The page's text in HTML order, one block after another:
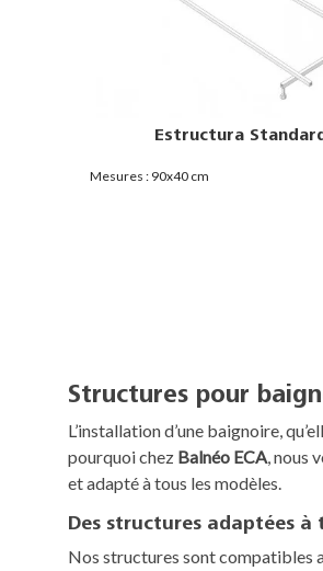
Estructura Standard
Mesures : 90x40 cm
Structures pour
L’installation d’une baignoire,
pourquoi chez Balnéo ECA, nous
et adapté à tous les modèles.
Des structures adaptées
Nos structures sont compatibles